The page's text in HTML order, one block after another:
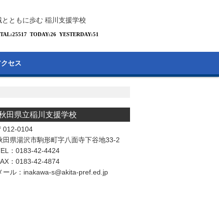
とともに歩む 稲川支援学校
セス
田県立稲川支援学校
012-0104
田県湯沢市駒形町字八面寺下谷地33-2
：0183-42-4424
：0183-42-4874
ール： inakawa-s@akita-pref.ed.jp